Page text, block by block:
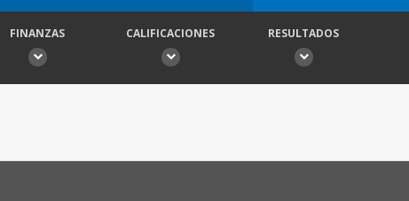
FINANZAS CALIFICACIONES RESULTADOS